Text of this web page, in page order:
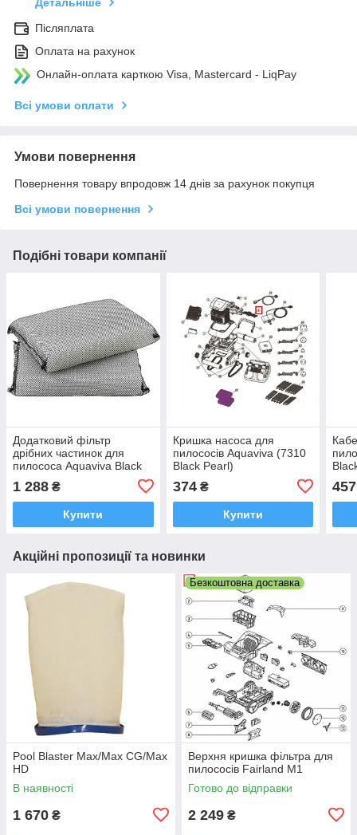
Детальніше
Післяплата
Оплата на рахунок
Онлайн-оплата карткою Visa, Mastercard - LiqPay
Всі умови оплати
Умови повернення
Повернення товару впродовж 14 днів за рахунок покупця
Всі умови повернення
Подібні товари компанії
Додатковий фільтр
дрібних частинок для
пилососа Aquaviva Black
Pearl 7310 (71170). 2 шт.
1 288 ₴
Купити
Кришка насоса для
пилососів Aquaviva (7310
Black Pearl)
374₴
Купити
457
Акційні пропозиції та новинки
Pool Blaster Max/Max CG/Max
HD
В наявності
1 670 ₴
Безкоштовна доставка
Верхня кришка фільтра для
пилососів Fairland M1
Готово до відправки
2 249 ₴